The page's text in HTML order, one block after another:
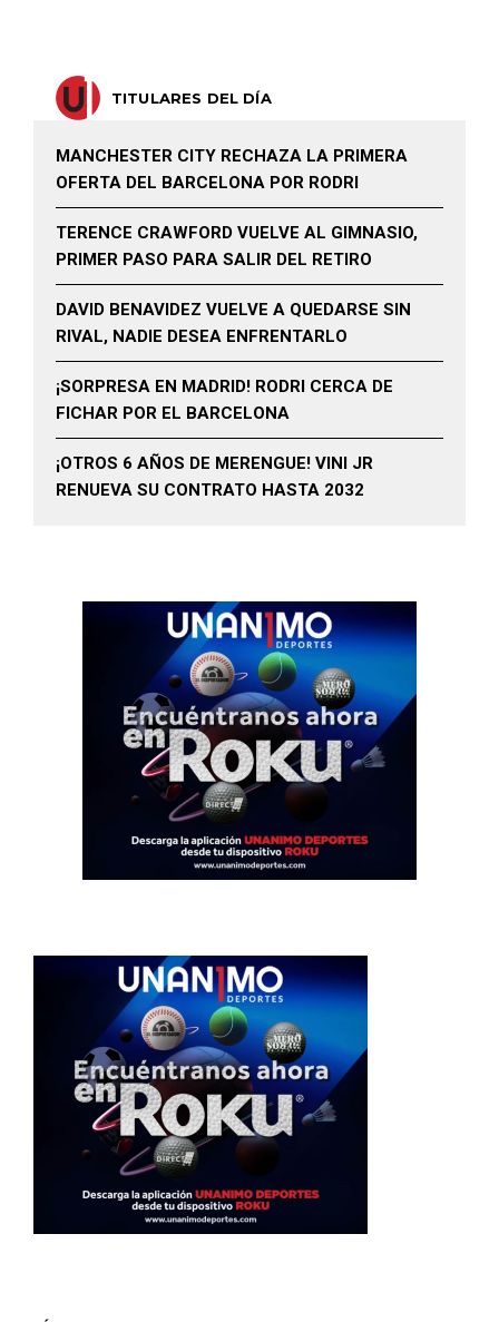
TITULARES DEL DÍA
MANCHESTER CITY RECHAZA LA PRIMERA
OFERTA DEL BARCELONA POR RODRI
TERENCE CRAWFORD VUELVE AL GIMNASIO,
PRIMER PASO PARA SALIR DEL RETIRO
DAVID BENAVIDEZ VUELVE A QUEDARSE SIN
RIVAL, NADIE DESEA ENFRENTARLO
¡SORPRESA EN MADRID! RODRI CERCA DE
FICHAR POR EL BARCELONA
¡OTROS 6 AÑOS DE MERENGUE! VINI JR
RENUEVA SU CONTRATO HASTA 2032